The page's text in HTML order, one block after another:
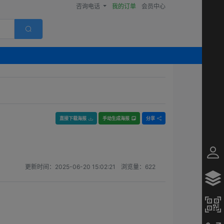
咨询电话 我的订单 会员中心
直接下载海报 手动生成海报 分享
更新时间： 2025-06-20 15:02:21 浏览量： 622